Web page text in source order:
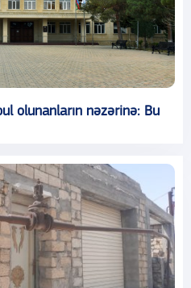
olunanların nəzərinə: Bu